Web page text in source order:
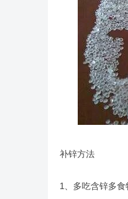
补锌方法
1、多吃含锌多